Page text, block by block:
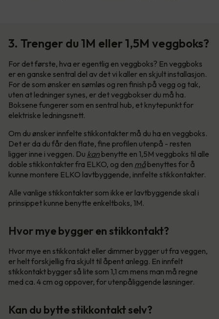
3. Trenger du 1M eller 1,5M veggboks?
For det første, hva er egentlig en veggboks? En veggboks
er en ganske sentral del av det vi kaller en skjult installasjon.
For de som ønsker en sømløs og ren finish på vegg og tak,
uten at ledninger synes, er det veggbokser du må ha.
Boksene fungerer som en sentral hub, et knytepunkt for
elektriske ledningsnett.
Om du ønsker innfelte stikkontakter må du ha en veggboks.
Det er da du får den flate, fine profilen utenpå - resten
ligger inne i veggen. Du kanbenytte en 1,5M veggboks til alle
doble stikkontakter fra ELKO, og den måbenyttes for å
kunne montere ELKO lavtbyggende, innfelte stikkontakter.
Alle vanlige stikkontakter som ikke er lavtbyggende skal i
prinsippet kunne benytte enkeltboks, 1M.
Hvor mye bygger en stikkontakt?
Hvor mye en stikkontakt eller dimmer bygger ut fra veggen,
er helt forskjellig fra skjult til åpent anlegg. En innfelt
stikkontakt bygger så lite som 1,1 cm mens man må regne
med ca. 4 cm og oppover, for utenpåliggende løsninger.
Kan du bytte stikkontakt selv?